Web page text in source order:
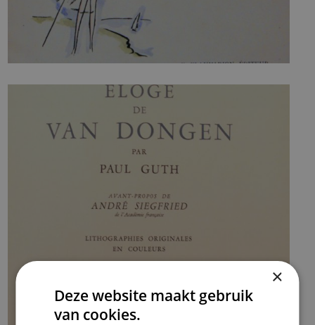
×
Deze website maakt gebruik
van cookies.